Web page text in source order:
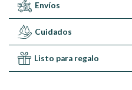
Envíos
Cuidados
Listo para regalo